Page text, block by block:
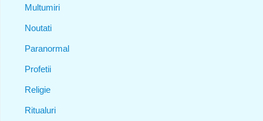
Multumiri
Noutati
Paranormal
Profetii
Religie
Ritualuri